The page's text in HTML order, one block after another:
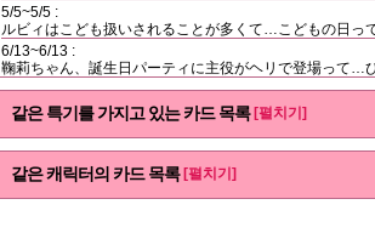
5/5~5/5 :
ルビィはこども扱いされることが多くて…こどもの日っ
6/13~6/13 :
鞠莉ちゃん、誕生日パーティに主役がヘリで登場って…
같은 특기를 가지고 있는 카드 목록[펼치기]
같은 캐릭터의 카드 목록[펼치기]